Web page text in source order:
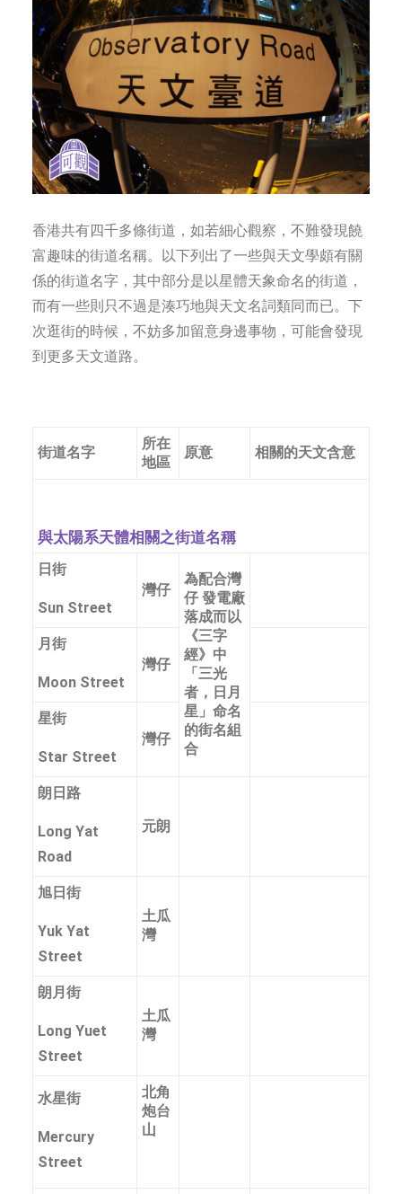
香港共有四千多條街道，如若細心觀察，不難發現饒
富趣味的街道名稱。以下列出了一些與天文學頗有關
係的街道名字，其中部分是以星體天象命名的街道，
而有一些則只不過是湊巧地與天文名詞類同而已。下
次逛街的時候，不妨多加留意身邊事物，可能會發現
到更多天文道路。
街道名字
所在
地區
原意 相關的天文含意
與太陽系天體相關之街道名稱
日街
Sun Street
灣仔
為配合灣
仔 發電廠
落成而以
《三字
經》中
「三光
者，日月
星」命名
的街名組
合
月街
Moon Street
灣仔
星街
Star Street
灣仔
朗日路
Long Yat
Road
元朗
旭日街
Yuk Yat
Street
土瓜
灣
朗月街
Long Yuet
Street
土瓜
灣
水星街
Mercury
Street
北角
炮台
山